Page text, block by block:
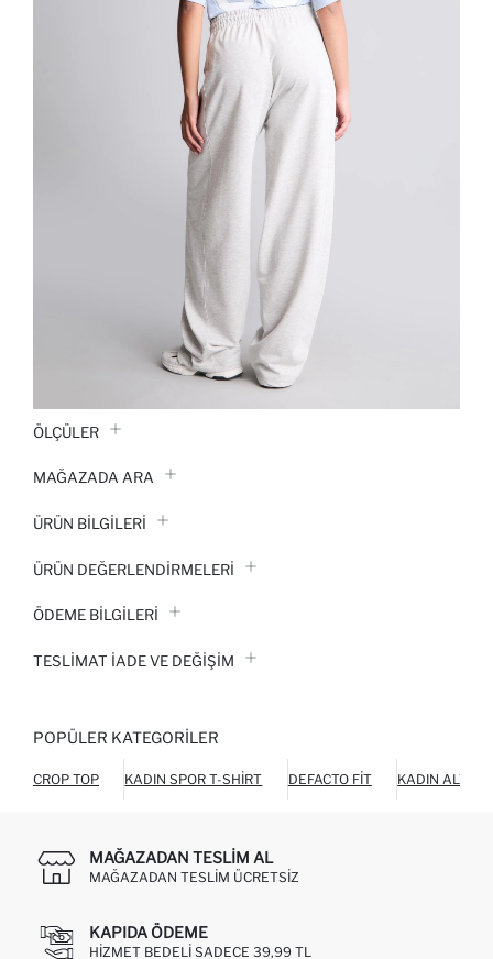
ÖLÇÜLER
MAĞAZADA ARA
ÜRÜN BILGILERI
ÜRÜN DEĞERLENDİRMELERİ
ÖDEME BİLGİLERİ
TESLIMAT İADE VE DEĞIŞIM
POPÜLER KATEGORILER
CROP TOP KADIN SPOR T-SHIRT DEFACTO FIT KADIN ALT
MAĞAZADAN TESLIM AL
MAĞAZADAN TESLIM ÜCRETSIZ
KAPIDA ÖDEME
HIZMET BEDELI SADECE 39,99 TL